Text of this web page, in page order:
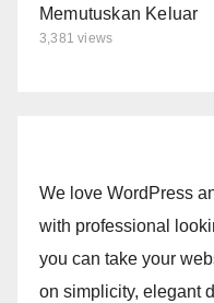
Memutuskan Keluar
3,381 views
We love WordPress
with professional
you can take your
on simplicity, elegant